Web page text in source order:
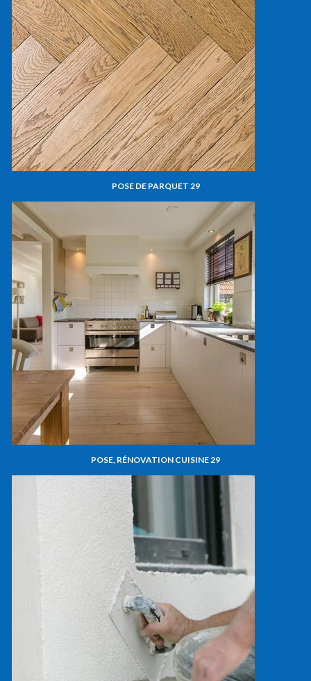
POSE DE PARQUET 29
POSE, RÉNOVATION CUISINE 29